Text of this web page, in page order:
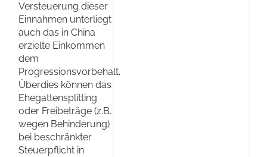
Versteuerung dieser
Einnahmen unterliegt
auch das in China
erzielte Einkommen
dem
Progressionsvorbehalt.
Überdies können das
Ehegattensplitting
oder Freibeträge (z.B.
wegen Behinderung)
bei beschränkter
Steuerpflicht in